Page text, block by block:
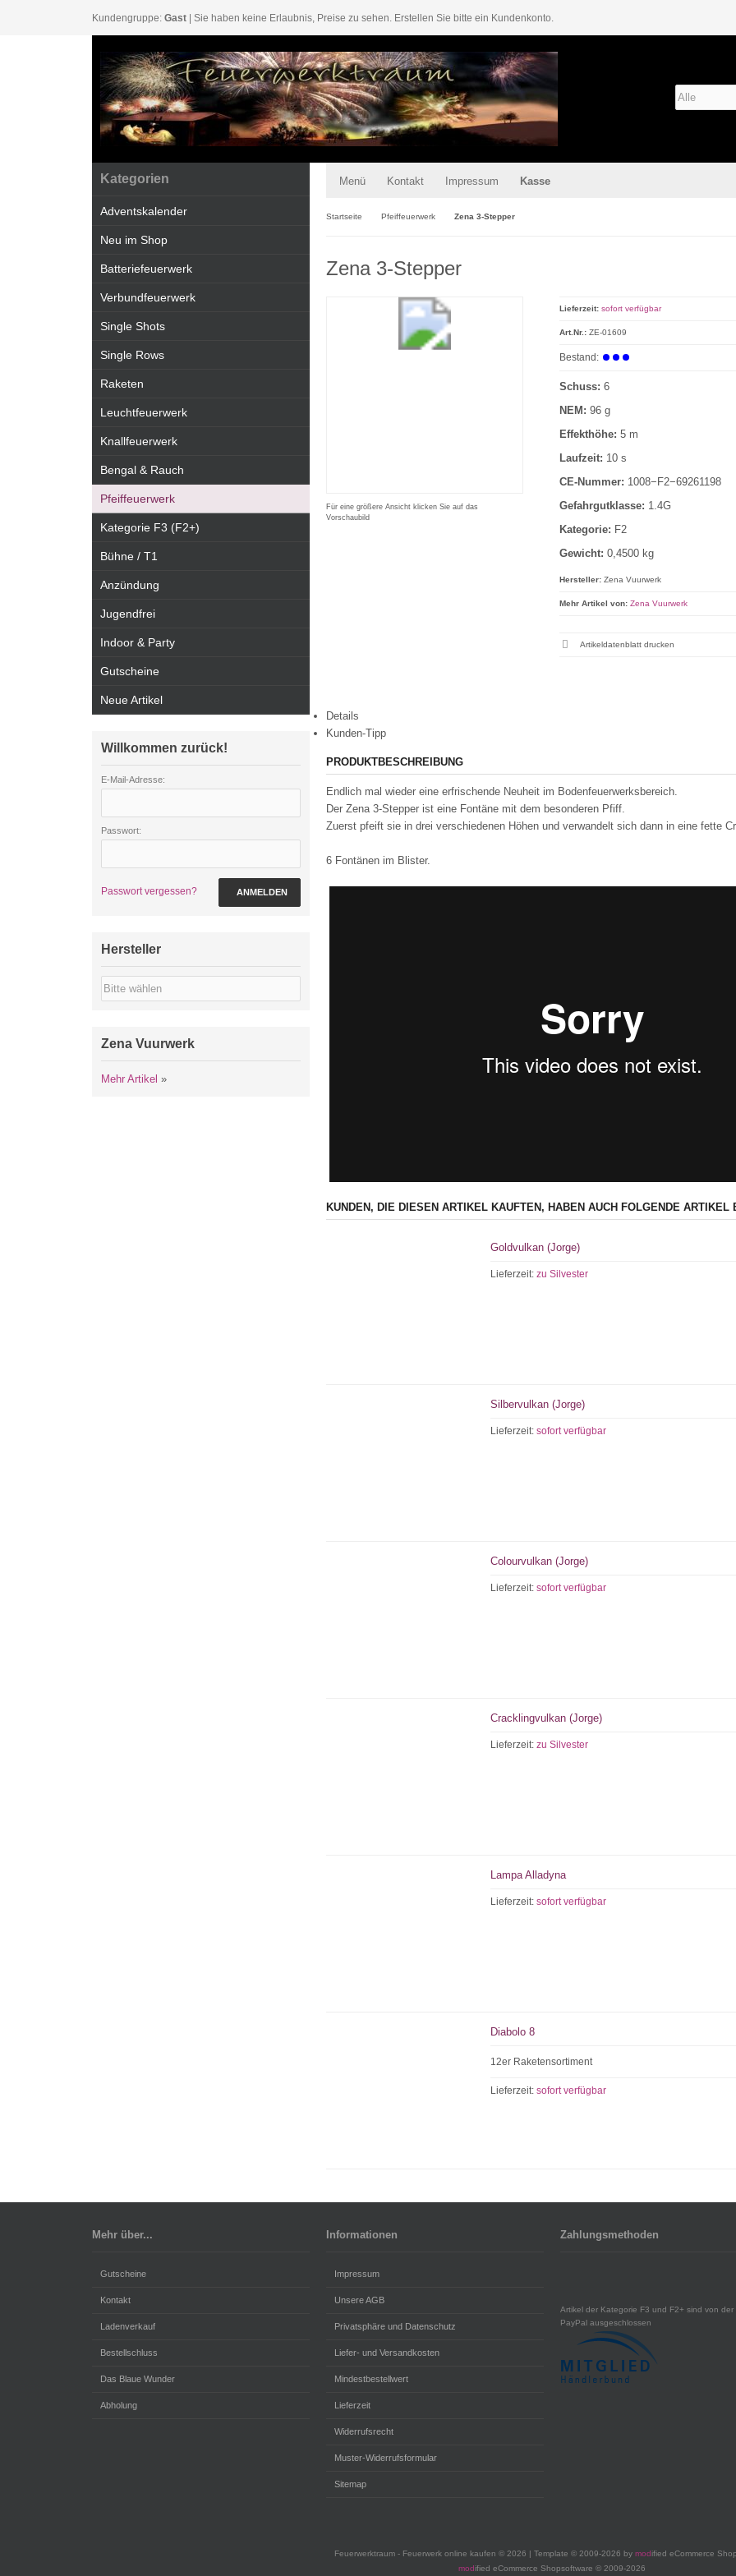
Kundengruppe: Gast | Sie haben keine Erlaubnis, Preise zu sehen. Erstellen Sie bitte ein Kundenkonto.
Menü Kontakt Impressum Kasse
Startseite Pfeiffeuerwerk Zena 3-Stepper
Zena 3-Stepper
Für eine größere Ansicht klicken Sie auf das
Vorschaubild
Lieferzeit: sofort verfügbar
Art.Nr.: ZE-01609
Bestand:
Schuss: 6
NEM: 96 g
Effekthöhe: 5 m
Laufzeit: 10 s
CE-Nummer: 1008−F2−69261198
Gefahrgutklasse: 1.4G
Kategorie: F2
Gewicht: 0,4500 kg
Hersteller: Zena Vuurwerk
Mehr Artikel von: Zena Vuurwerk
Artikeldatenblatt drucken
Details
Kunden-Tipp
PRODUKTBESCHREIBUNG
Endlich mal wieder eine erfrischende Neuheit im Bodenfeuerwerksbereich.
Der Zena 3-Stepper ist eine Fontäne mit dem besonderen Pfiff.
Zuerst pfeift sie in drei verschiedenen Höhen und verwandelt sich dann in eine fette
6 Fontänen im Blister.
KUNDEN, DIE DIESEN ARTIKEL KAUFTEN, HABEN AUCH FOLGENDE ARTIKEL
Goldvulkan (Jorge)
Lieferzeit:zu Silvester
Silbervulkan (Jorge)
Lieferzeit:sofort verfügbar
Colourvulkan (Jorge)
Lieferzeit:sofort verfügbar
Cracklingvulkan (Jorge)
Lieferzeit:zu Silvester
Lampa Alladyna
Lieferzeit:sofort verfügbar
Diabolo 8
12er Raketensortiment
Lieferzeit:sofort verfügbar
Kategorien
Adventskalender
Neu im Shop
Batteriefeuerwerk
Verbundfeuerwerk
Single Shots
Single Rows
Raketen
Leuchtfeuerwerk
Knallfeuerwerk
Bengal & Rauch
Pfeiffeuerwerk
Kategorie F3 (F2+)
Bühne / T1
Anzündung
Jugendfrei
Indoor & Party
Gutscheine
Neue Artikel
Willkommen zurück!
E-Mail-Adresse:
Passwort:
Passwort vergessen? ANMELDEN
Hersteller
Zena Vuurwerk
Mehr Artikel »
Mehr über...
Gutscheine
Kontakt
Ladenverkauf
Bestellschluss
Das Blaue Wunder
Abholung
Informationen
Impressum
Unsere AGB
Privatsphäre und Datenschutz
Liefer- und Versandkosten
Mindestbestellwert
Lieferzeit
Widerrufsrecht
Muster-Widerrufsformular
Sitemap
Zahlungsmethoden
Artikel der Kategorie F3 und F2+ sind von der
PayPal ausgeschlossen
Feuerwerktraum - Feuerwerk online kaufen © 2026 | Template © 2009-2026 by modified eCommerce
modified eCommerce Shopsoftware © 2009-2026